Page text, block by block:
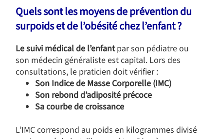
Quels sont les moyens de prévention du
surpoids et de l’obésité chez l’enfant ?
Le suivi médical de l’enfantpar son pédiatre ou
son médecin généraliste est capital. Lors des
consultations, le praticien doit vérifier :
Son Indice de Masse Corporelle (IMC)
Son rebond d’adiposité précoce
Sa courbe de croissance
L’IMC correspond au poids en kilogrammes divisé